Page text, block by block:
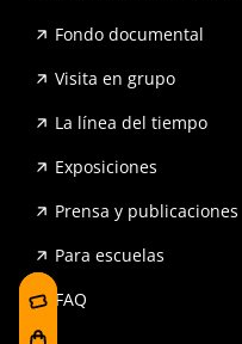
Fondo documental
Visita en grupo
La línea del tiempo
Exposiciones
Prensa y publicaciones
Para escuelas
FAQ